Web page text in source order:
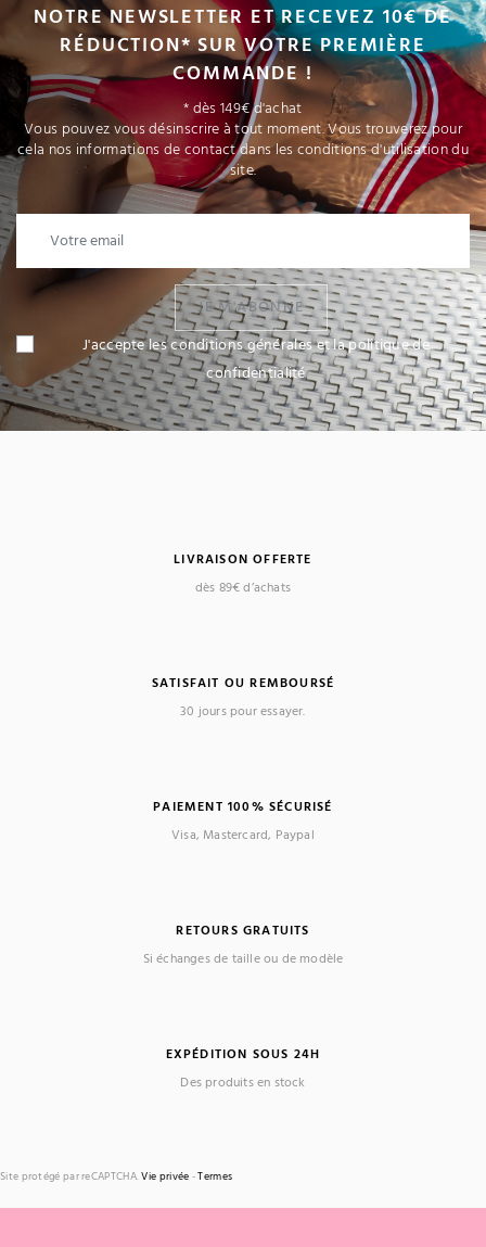
NOTRE NEWSLETTER ET RECEVEZ 10€ DE
RÉDUCTION* SUR VOTRE PREMIÈRE
COMMANDE !
* dès 149€ d'achat
Vous pouvez vous désinscrire à tout moment. Vous trouverez pour
cela nos informations de contact dans les conditions d'utilisation du
site.
JE M'ABONNE
J'accepte les conditions générales et la politique de
confidentialité
LIVRAISON OFFERTE
dès 89€ d’achats
SATISFAIT OU REMBOURSÉ
30 jours pour essayer.
PAIEMENT 100% SÉCURISÉ
Visa, Mastercard, Paypal
RETOURS GRATUITS
Si échanges de taille ou de modèle
EXPÉDITION SOUS 24H
Des produits en stock
Site protégé par reCAPTCHA.Vie privée -Termes